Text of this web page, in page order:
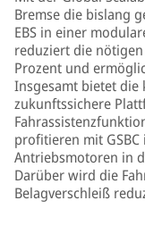
Bremse die bislang
EBS in einer
reduziert die
Prozent und
Insgesamt bietet
zukunftssichere
profitieren mit
Antriebsmotoren in
Darüber wird die
Belagverschleiß